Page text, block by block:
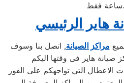
ساعة فقط.
هاير الرئيسي
مراكز الصيانة, اتصل بنا وسوف
هاير فى وقتها اليكم
الاعطال التي تواجهكم على الفور